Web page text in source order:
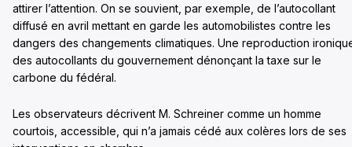
attirer l’attention. On se souvient, par exemple, de l’autocollant
diffusé en avril mettant en garde les automobilistes contre les
dangers des changements climatiques. Une reproduction
des autocollants du gouvernement dénonçant la taxe sur le
carbone du fédéral.
Les observateurs décrivent M. Schreiner comme un homme
courtois, accessible, qui n’a jamais cédé aux colères lors de ses